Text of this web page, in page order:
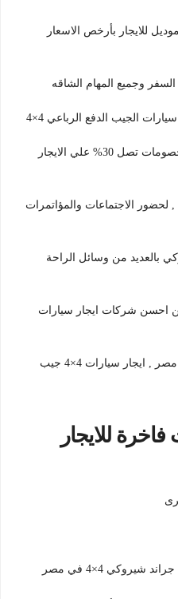
للايجار بأرخص الاسعار
وجميع المهام الشاقه
الجيب الدفع الرباعي 4×4
بأرخص الاسعار, اقوي العروض وخصومات تصل 30% علي الايجار
لحضور الاجتماعات والمؤاتمرات
بالعديد من وسائل الراحة
احسن شركات ايجار سيارات
متوفر ايضا تاجير جيب رانجلر في مصر , ايجار سيارات 4×4 جيب
للايجار
احدث سيارات الدفع الرباعي جيب جراند شيروكي 4×4 في مصر